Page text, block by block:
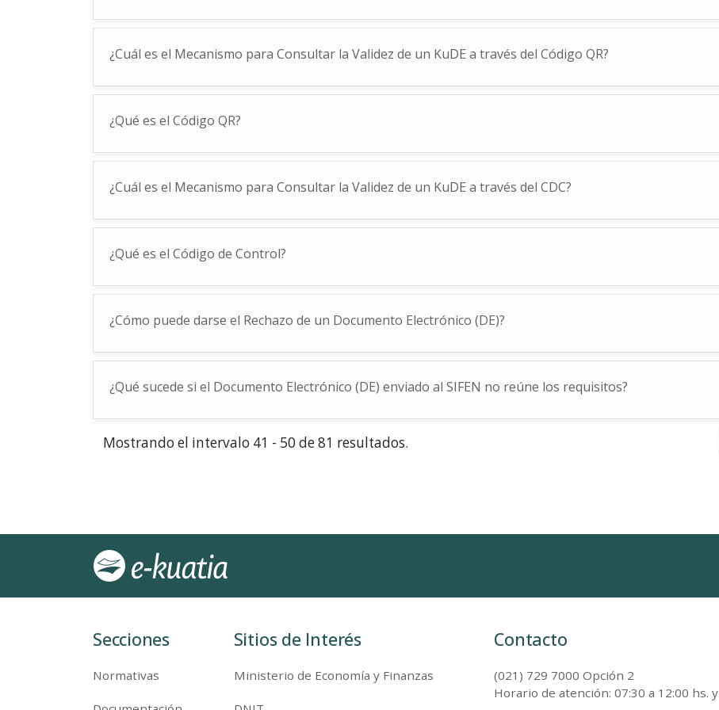
¿Cuál es el Mecanismo para Consultar la Validez de un KuDE a través del Código QR?
¿Qué es el Código QR?
¿Cuál es el Mecanismo para Consultar la Validez de un KuDE a través del CDC?
¿Qué es el Código de Control?
¿Cómo puede darse el Rechazo de un Documento Electrónico (DE)?
¿Qué sucede si el Documento Electrónico (DE) enviado al SIFEN no reúne los requisitos?
Mostrando el intervalo 41 - 50 de 81 resultados.
Secciones
Normativas
Sitios de Interés
Ministerio de Economía y Finanzas
Contacto
(021) 729 7000 Opción 2
Horario de atención: 07:30 a 12:00 hs.